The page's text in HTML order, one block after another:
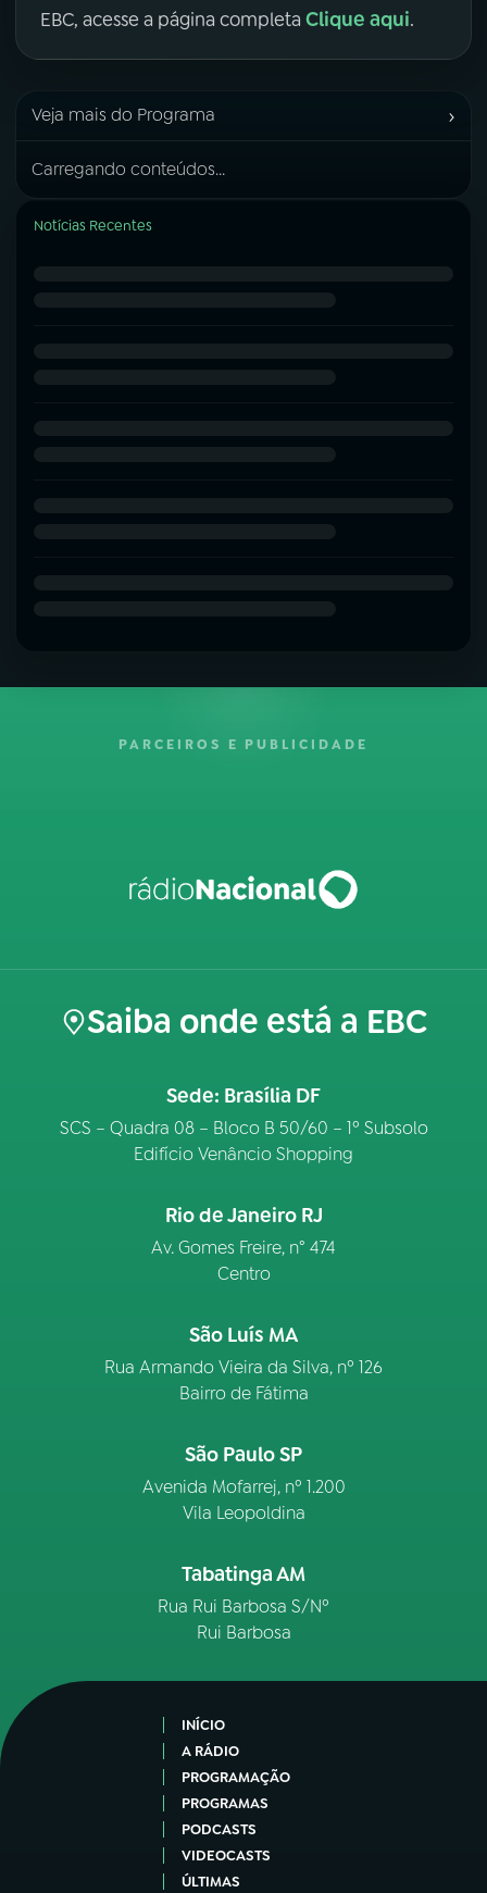
EBC, acesse a página completa Clique aqui.
Veja mais do Programa ›
Carregando conteúdos...
Notícias Recentes
PARCEIROS E PUBLICIDADE
Saiba onde está a EBC
Sede: Brasília DF
SCS – Quadra 08 – Bloco B 50/60 – 1º Subsolo
Edifício Venâncio Shopping
Rio de Janeiro RJ
Av. Gomes Freire, n° 474
Centro
São Luís MA
Rua Armando Vieira da Silva, nº 126
Bairro de Fátima
São Paulo SP
Avenida Mofarrej, nº 1.200
Vila Leopoldina
Tabatinga AM
Rua Rui Barbosa S/Nº
Rui Barbosa
INÍCIO
A RÁDIO
PROGRAMAÇÃO
PROGRAMAS
PODCASTS
VIDEOCASTS
ÚLTIMAS